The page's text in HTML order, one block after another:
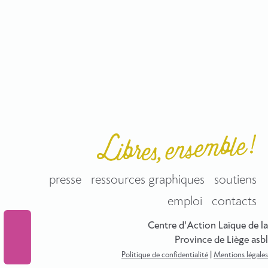
presse ressources graphiques
soutiens
emploi
contacts
Centre d'Action Laïque de la
Province de Liège asbl
Politique de confidentialité Mentions légales